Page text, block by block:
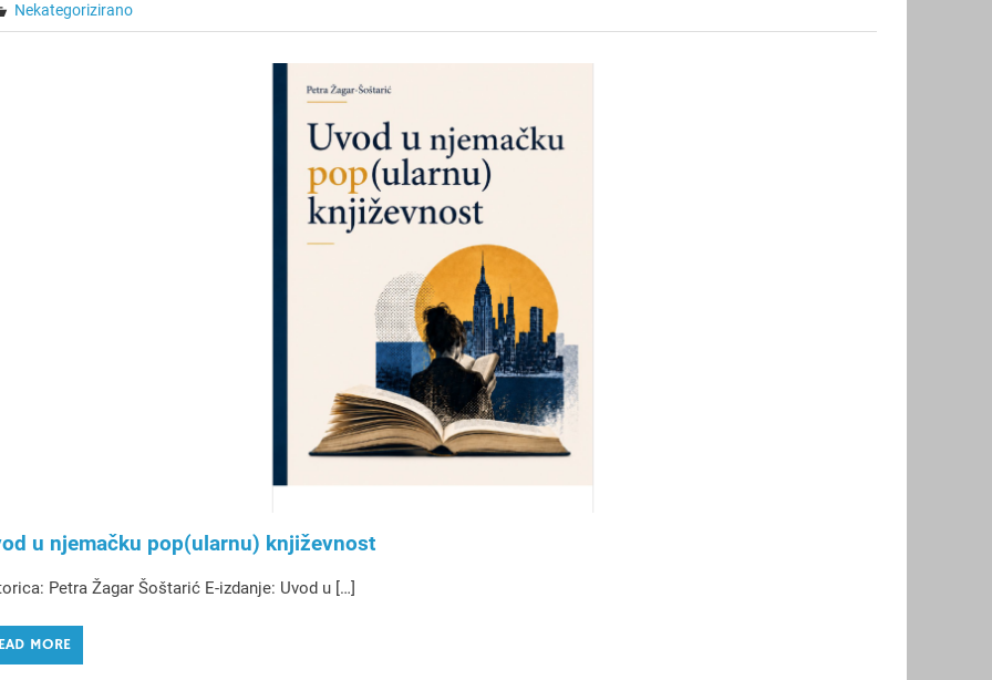
Nekategorizirano
u njemačku pop(ularnu) književnost
Petra Žagar Šoštarić E-izdanje: Uvod u […]
MORE